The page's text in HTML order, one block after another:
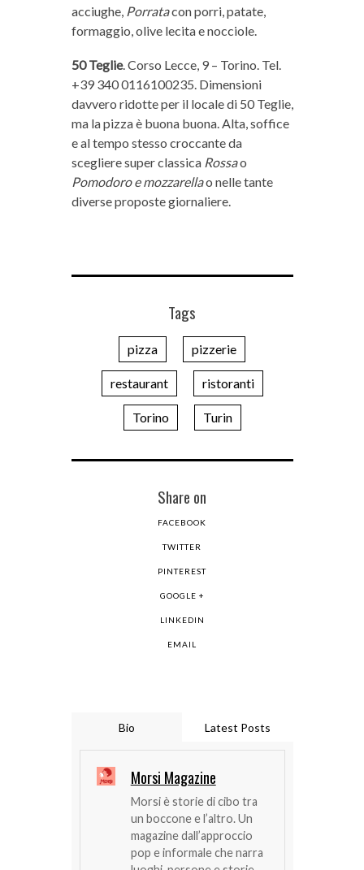
acciughe, Porratacon porri, patate,
formaggio, olive lecita e nocciole.
50 Teglie. Corso Lecce, 9 – Torino. Tel.
+39 340 0116100235. Dimensioni
davvero ridotte per il locale di 50 Teglie,
ma la pizza è buona buona. Alta, soffice
e al tempo stesso croccante da
scegliere super classica Rossao
Pomodoro e mozzarellao nelle tante
diverse proposte giornaliere.
Tags
pizza pizzerie
restaurant ristoranti
Torino Turin
Share on
FACEBOOK
TWITTER
PINTEREST
GOOGLE +
LINKEDIN
EMAIL
Bio Latest Posts
Morsi Magazine
Morsi è storie di cibo tra
un boccone e l’altro. Un
magazine dall’approccio
pop e informale che narra